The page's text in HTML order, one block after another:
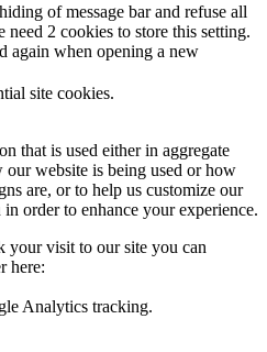
of message bar and refuse all
2 cookies to store this setting.
again when opening a new
site cookies.
that is used either in aggregate
website is being used or how
are, or to help us customize our
order to enhance your experience.
your visit to our site you can
here:
Analytics tracking.